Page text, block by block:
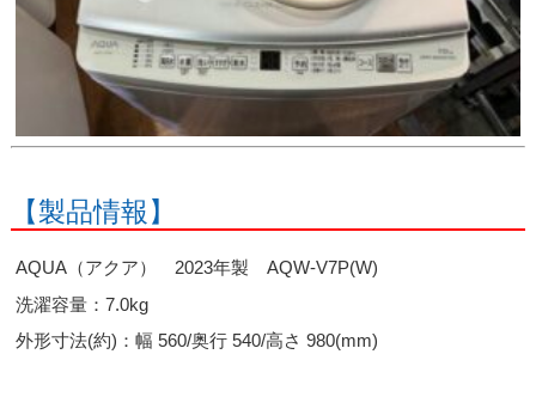
【製品情報】
AQUA（アクア） 2023年製 AQW-V7P(W)
洗濯容量：7.0kg
外形寸法(約)：幅 560/奥行 540/高さ 980(mm)